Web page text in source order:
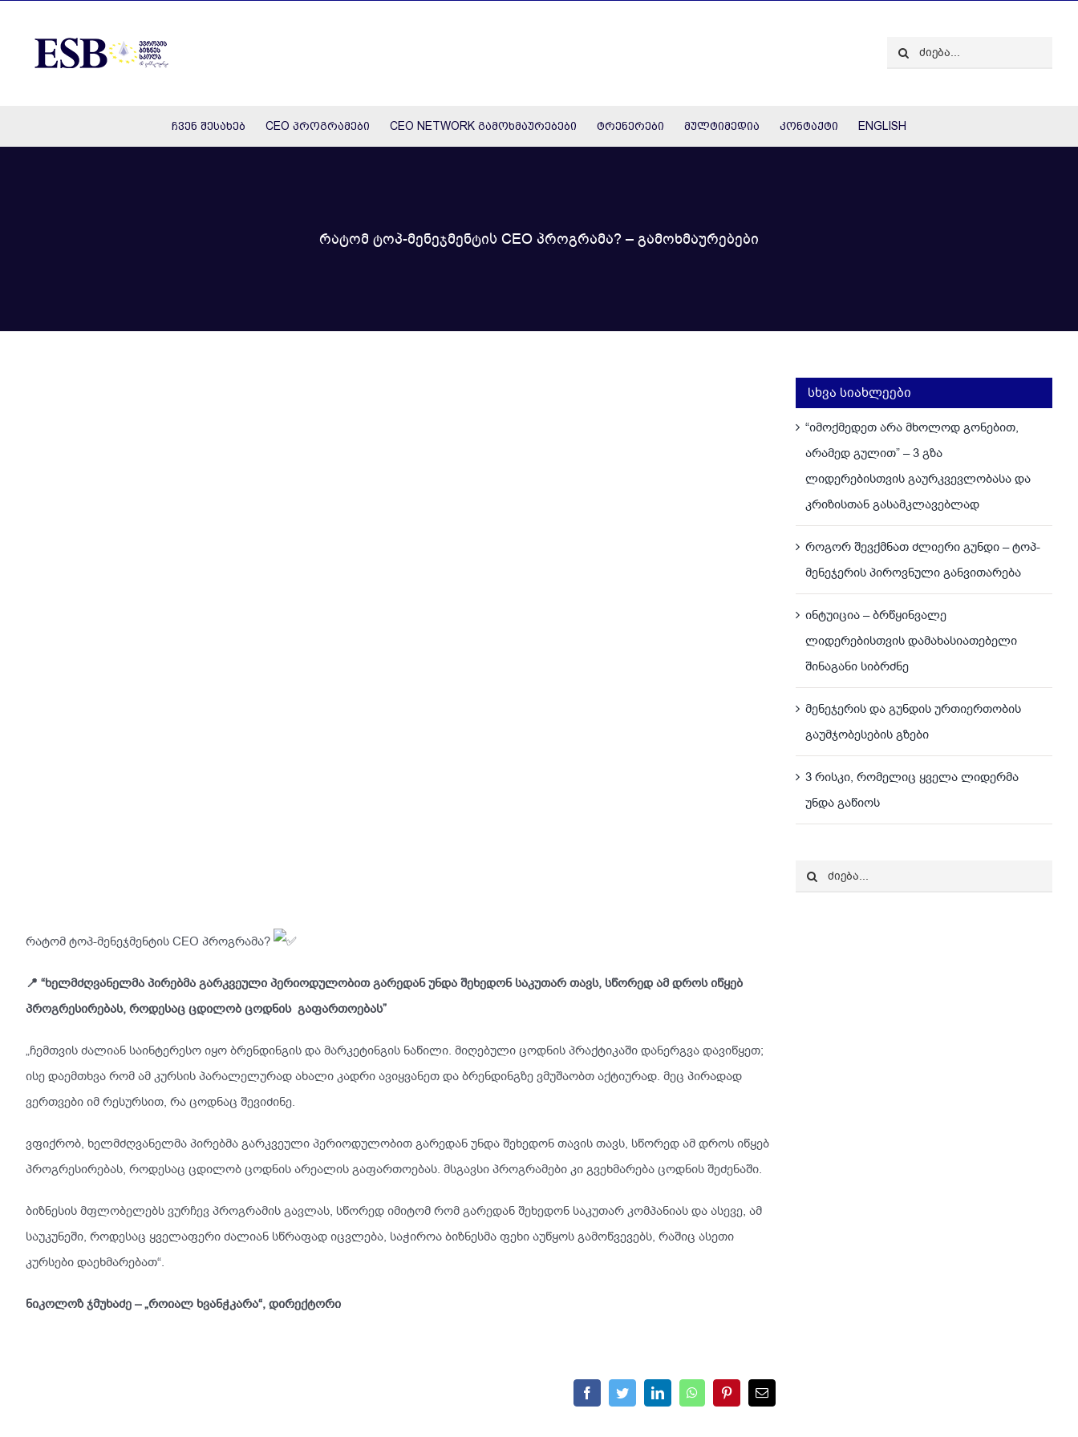
content
Search
ჩვენ შესახებ CEO პროგრამები CEO NETWORK გამოხმაურებები ტრენერები მულტიმედია კონტაქტი ENGLISH
რატომ ტოპ-მენეჯმენტის CEO პროგრამა? – გამოხმაურებები
რატომ ტოპ-მენეჯმენტის CEO პროგრამა?
📍 “ხელმძღვანელმა პირებმა გარკვეული პერიოდულობით გარედან უნდა შეხედონ საკუთარ თავს, სწორედ ამ დროს იწყებ
პროგრესირებას, როდესაც ცდილობ ცოდნის გაფართოებას”
„ჩემთვის ძალიან საინტერესო იყო ბრენდინგის და მარკეტინგის ნაწილი. მიღებული ცოდნის პრაქტიკაში დანერგვა დავიწყეთ;
ისე დაემთხვა რომ ამ კურსის პარალელურად ახალი კადრი ავიყვანეთ და ბრენდინგზე ვმუშაობთ აქტიურად. მეც პირადად
ვერთვები იმ რესურსით, რა ცოდნაც შევიძინე.
ვფიქრობ, ხელმძღვანელმა პირებმა გარკვეული პერიოდულობით გარედან უნდა შეხედონ თავის თავს, სწორედ ამ დროს იწყებ
პროგრესირებას, როდესაც ცდილობ ცოდნის არეალის გაფართოებას. მსგავსი პროგრამები კი გვეხმარება ცოდნის შეძენაში.
ბიზნესის მფლობელებს ვურჩევ პროგრამის გავლას, სწორედ იმიტომ რომ გარედან შეხედონ საკუთარ კომპანიას და ასევე, ამ
საუკუნეში, როდესაც ყველაფერი ძალიან სწრაფად იცვლება, საჭიროა ბიზნესმა ფეხი აუწყოს გამოწვევებს, რაშიც ასეთი
კურსები დაეხმარებათ“.
ნიკოლოზ ჯმუხაძე – „როიალ ხვანჭკარა“, დირექტორი
FacebookTwitterLinkedInWhatsAppPinterestEmail
სხვა სიახლეები
“იმოქმედეთ არა მხოლოდ გონებით,
არამედ გულით” – 3 გზა
ლიდერებისთვის გაურკვევლობასა და
კრიზისთან გასამკლავებლად
როგორ შევქმნათ ძლიერი გუნდი – ტოპ-
მენეჯერის პიროვნული განვითარება
ინტუიცია – ბრწყინვალე
ლიდერებისთვის დამახასიათებელი
შინაგანი სიბრძნე
მენეჯერის და გუნდის ურთიერთობის
გაუმჯობესების გზები
3 რისკი, რომელიც ყველა ლიდერმა
უნდა გაწიოს
Search